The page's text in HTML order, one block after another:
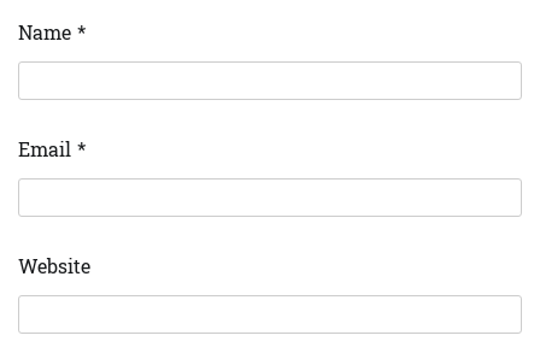
Name *
Email *
Website